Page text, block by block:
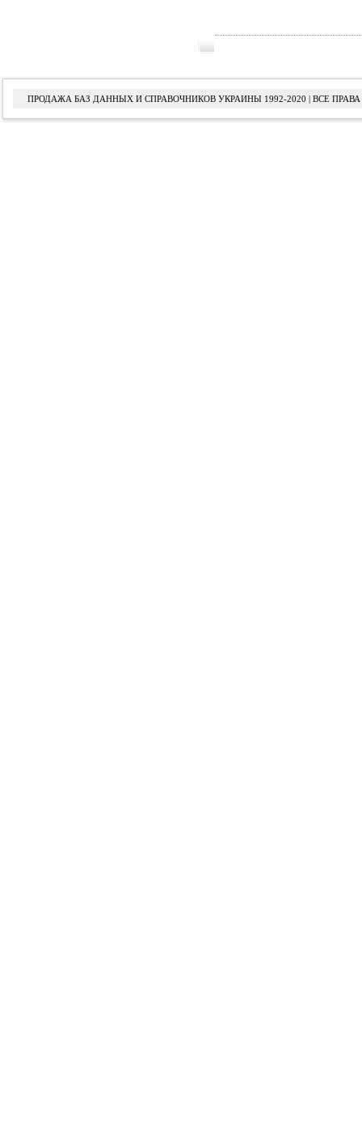
ПРОДАЖА БАЗ ДАННЫХ И СПРАВОЧНИКОВ УКРАИНЫ 1992-2020 | ВСЕ